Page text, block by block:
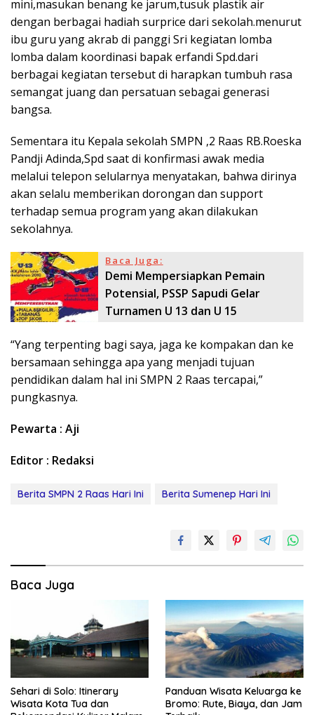
mini,masukan benang ke jarum,tusuk plastik air
dengan berbagai hadiah surprice dari sekolah.menurut
ibu guru yang akrab di panggi Sri kegiatan lomba
lomba dalam koordinasi bapak erfandi Spd.dari
berbagai kegiatan tersebut di harapkan tumbuh rasa
semangat juang dan persatuan sebagai generasi
bangsa.
Sementara itu Kepala sekolah SMPN ,2 Raas RB.Roeska
Pandji Adinda,Spd saat di konfirmasi awak media
melalui telepon selularnya menyatakan, bahwa dirinya
akan selalu memberikan dorongan dan support
terhadap semua program yang akan dilakukan
sekolahnya.
Baca Juga:
Demi Mempersiapkan Pemain
Potensial, PSSP Sapudi Gelar
Turnamen U 13 dan U 15
“Yang terpenting bagi saya, jaga ke kompakan dan ke
bersamaan sehingga apa yang menjadi tujuan
pendidikan dalam hal ini SMPN 2 Raas tercapai,”
pungkasnya.
Pewarta : Aji
Editor : Redaksi
Berita SMPN 2 Raas Hari Ini Berita Sumenep Hari Ini
Baca Juga
Sehari di Solo: Itinerary
Wisata Kota Tua dan
Panduan Wisata Keluarga ke
Bromo: Rute, Biaya, dan Jam